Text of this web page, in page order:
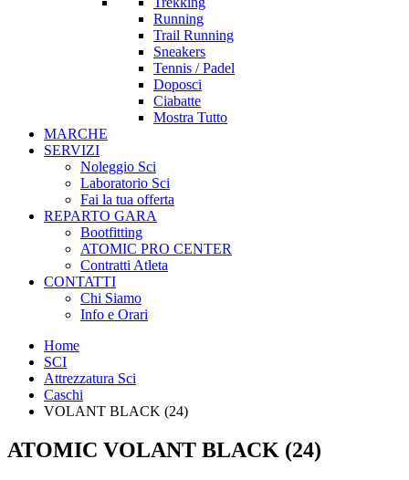
Running
Trail Running
Sneakers
Tennis / Padel
Doposci
Ciabatte
Mostra Tutto
MARCHE
SERVIZI
Noleggio Sci
Laboratorio Sci
Fai la tua offerta
REPARTO GARA
Bootfitting
ATOMIC PRO CENTER
Contratti Atleta
CONTATTI
Chi Siamo
Info e Orari
Home
SCI
Attrezzatura Sci
Caschi
VOLANT BLACK (24)
ATOMIC VOLANT BLACK (24)